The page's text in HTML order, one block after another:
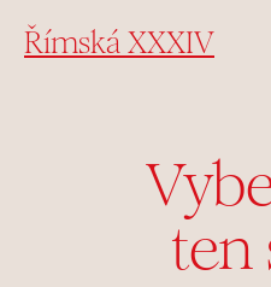
Římská XXXIV
ten